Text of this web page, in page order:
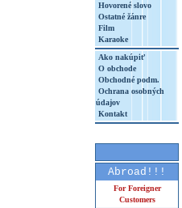
Hovorené slovo
Ostatné žánre
Film
Karaoke
Ako nakúpiť
O obchode
Obchodné podm.
Ochrana osobných
údajov
Kontakt
Abroad!!!
For Foreigner
Customers